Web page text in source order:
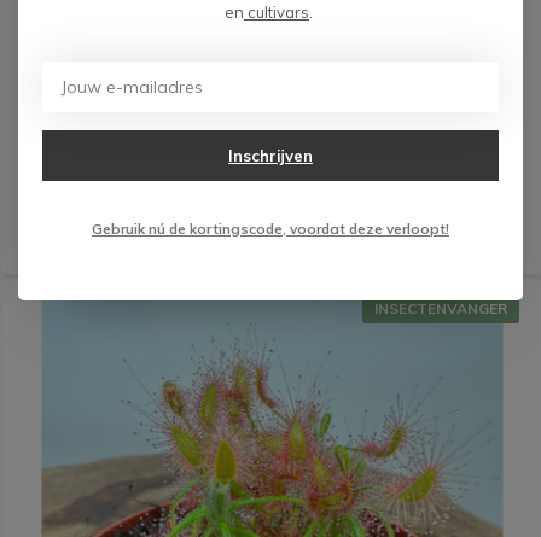
3 op voorraad, wees snel!
(1)
INSECTENVANGER
en cultivars
Inschrijven
Gebruik nú de kortingscode, voordat deze verloopt!